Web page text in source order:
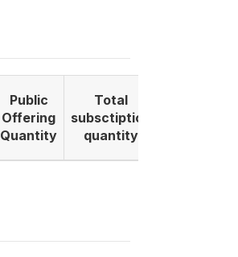
Public
Offering
Quantity
Total
subsctiption
quantity